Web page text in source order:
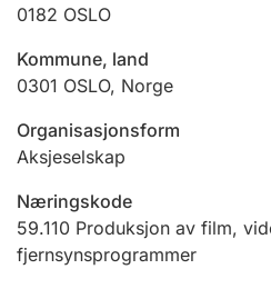
Andre tema
0182 OSLO
Kommune, land
0301 OSLO, Norge
Organisasjonsform
Aksjeselskap
Næringskode
59.110 Produksjon av film,
fjernsynsprogrammer